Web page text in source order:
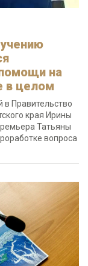
на
в целом
в Правительство
края Ирины
Татьяны
вопроса